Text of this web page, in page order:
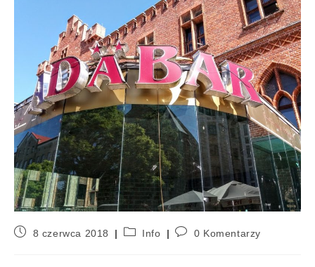
8 czerwca 2018 Info 0 Komentarzy